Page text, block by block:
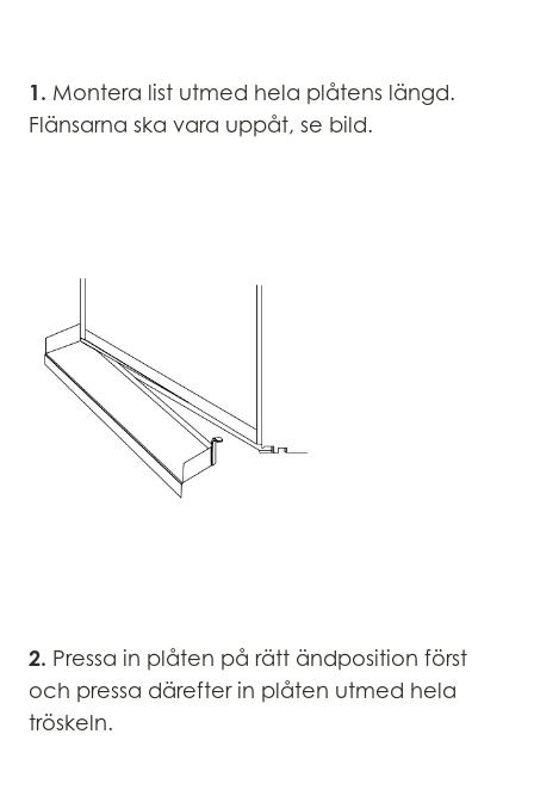
1. Montera list utmed hela plåtens längd.
Flänsarna ska vara uppåt, se bild.
2. Pressa in plåten på rätt ändposition först
och pressa därefter in plåten utmed hela
tröskeln.